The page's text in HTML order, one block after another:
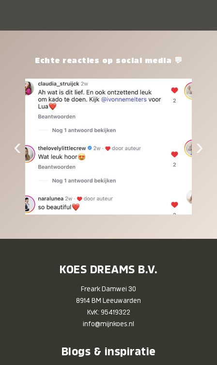
het waard.Echte reacties op social media 💬
‹ ›
KOES DREAMS B.V.
Freark Damwei 30
8914 BM Leeuwarden
KvK: 95419322
info@mijnkoes.nl
Blogs & inspiratie